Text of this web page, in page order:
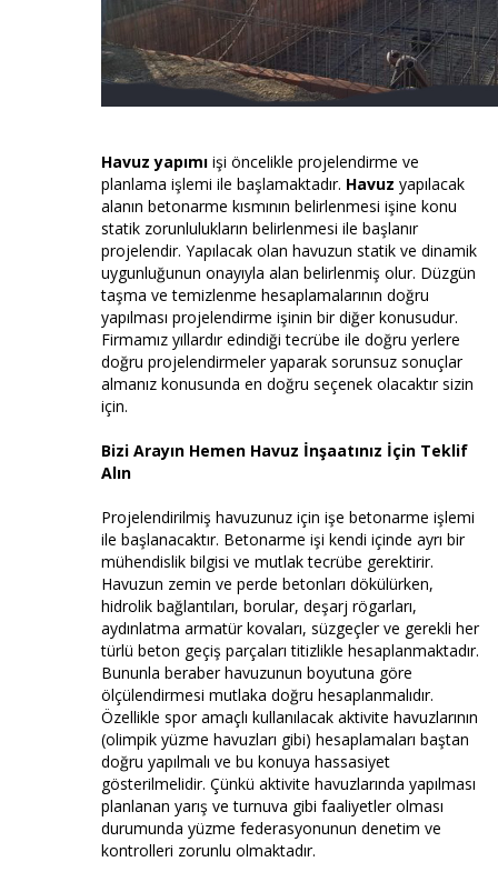
Havuz yapımı işi öncelikle projelendirme ve
planlama işlemi ile başlamaktadır. Havuz yapılacak
alanın betonarme kısmının belirlenmesi işine konu
statik zorunlulukların belirlenmesi ile başlanır
projelendir. Yapılacak olan havuzun statik ve dinamik
uygunluğunun onayıyla alan belirlenmiş olur. Düzgün
taşma ve temizlenme hesaplamalarının doğru
yapılması projelendirme işinin bir diğer konusudur.
Firmamız yıllardır edindiği tecrübe ile doğru yerlere
doğru projelendirmeler yaparak sorunsuz sonuçlar
almanız konusunda en doğru seçenek olacaktır sizin
için.
Bizi Arayın Hemen Havuz İnşaatınız İçin Teklif
Alın
Projelendirilmiş havuzunuz için işe betonarme işlemi
ile başlanacaktır. Betonarme işi kendi içinde ayrı bir
mühendislik bilgisi ve mutlak tecrübe gerektirir.
Havuzun zemin ve perde betonları dökülürken,
hidrolik bağlantıları, borular, deşarj rögarları,
aydınlatma armatür kovaları, süzgeçler ve gerekli her
türlü beton geçiş parçaları titizlikle hesaplanmaktadır.
Bununla beraber havuzunun boyutuna göre
ölçülendirmesi mutlaka doğru hesaplanmalıdır.
Özellikle spor amaçlı kullanılacak aktivite havuzlarının
(olimpik yüzme havuzları gibi) hesaplamaları baştan
doğru yapılmalı ve bu konuya hassasiyet
gösterilmelidir. Çünkü aktivite havuzlarında yapılması
planlanan yarış ve turnuva gibi faaliyetler olması
durumunda yüzme federasyonunun denetim ve
kontrolleri zorunlu olmaktadır.